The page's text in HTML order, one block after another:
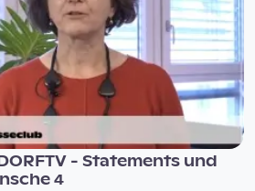
- Statements und
4